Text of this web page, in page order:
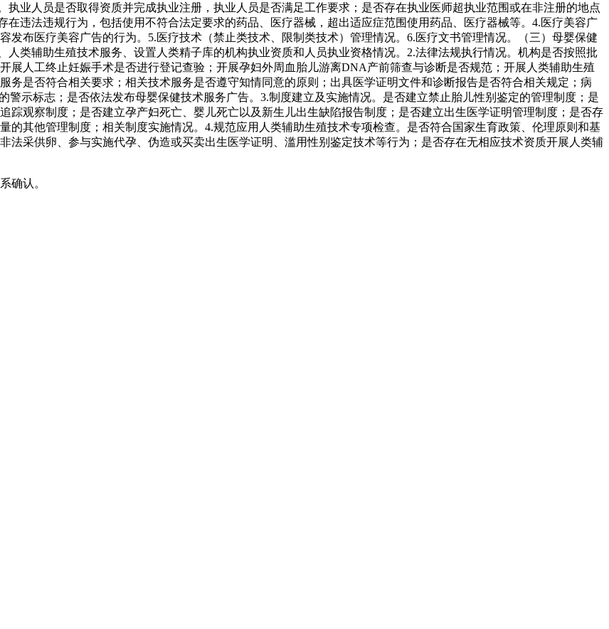
业人员是否取得资质并完成执业注册，执业人员是否满足工作要求；是否存在执业医师超执业范围或在非注册的地点
违法违规行为，包括使用不符合法定要求的药品、医疗器械，超出适应症范围使用药品、医疗器械等。4.医疗美容广
布医疗美容广告的行为。5.医疗技术（禁止类技术、限制类技术）管理情况。6.医疗文书管理情况。（三）母婴保健
类辅助生殖技术服务、设置人类精子库的机构执业资质和人员执业资格情况。2.法律法规执行情况。机构是否按照批
展人工终止妊娠手术是否进行登记查验；开展孕妇外周血胎儿游离DNA产前筛查与诊断是否规范；开展人类辅助生殖
务是否符合相关要求；相关技术服务是否遵守知情同意的原则；出具医学证明文件和诊断报告是否符合相关规定；病
警示标志；是否依法发布母婴保健技术服务广告。3.制度建立及实施情况。是否建立禁止胎儿性别鉴定的管理制度；是
踪观察制度；是否建立孕产妇死亡、婴儿死亡以及新生儿出生缺陷报告制度；是否建立出生医学证明管理制度；是否存
的其他管理制度；相关制度实施情况。4.规范应用人类辅助生殖技术专项检查。是否符合国家生育政策、伦理原则和基
法采供卵、参与实施代孕、伪造或买卖出生医学证明、滥用性别鉴定技术等行为；是否存在无相应技术资质开展人类辅
确认。